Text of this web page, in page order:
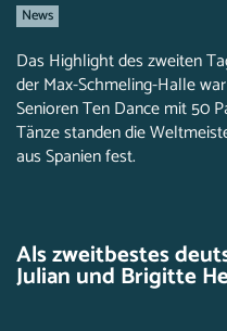
News
Das Highlight des zweiten
der Max-Schmeling-Halle
Senioren Ten Dance mit 50
Tänze standen die
aus Spanien fest.
Als zweitbestes
Julian und Brigitte